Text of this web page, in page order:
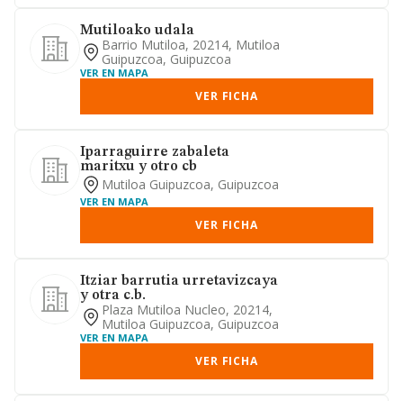
Mutiloako udala
Barrio Mutiloa, 20214, Mutiloa
Guipuzcoa, Guipuzcoa
VER EN MAPA
VER FICHA
Iparraguirre zabaleta
maritxu y otro cb
Mutiloa Guipuzcoa, Guipuzcoa
VER EN MAPA
VER FICHA
Itziar barrutia urretavizcaya
y otra c.b.
Plaza Mutiloa Nucleo, 20214,
Mutiloa Guipuzcoa, Guipuzcoa
VER EN MAPA
VER FICHA